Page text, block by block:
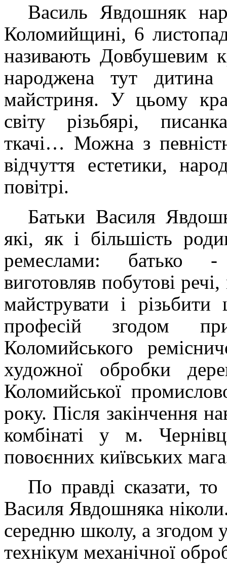
Василь Явдошняк
Коломийщині, 6
називають Довбушевим
народжена тут
майстриня. У цьому
світу різьбярі,
ткачі… Можна з
відчуття естетики,
повітрі.
Батьки Василя
які, як і більшість
ремеслами: батько -
виготовляв побутові
майструвати і
професій згодом
Коломийського
художної обробки
Коломийської
року. Після закінчення
комбінаті у м.
повоєнних київських
По правді сказати,
Василя Явдошняка
середню школу, а згодом
технікум механічної